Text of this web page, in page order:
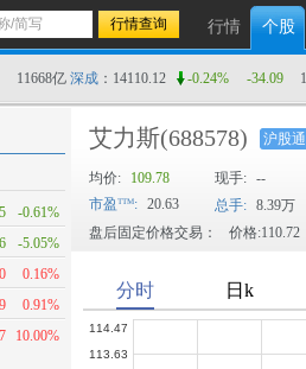
行情 个股
11668亿 深成 ：14110.12 -0.24% -34.09
-0.61%
-5.05%
0.16%
0.91%
10.00%
艾力斯(688578) 沪股通
均价: 109.78 现手: --
市盈
: 20.63 总手: 8.39万
盘后固定价格交易：
价格:110.72